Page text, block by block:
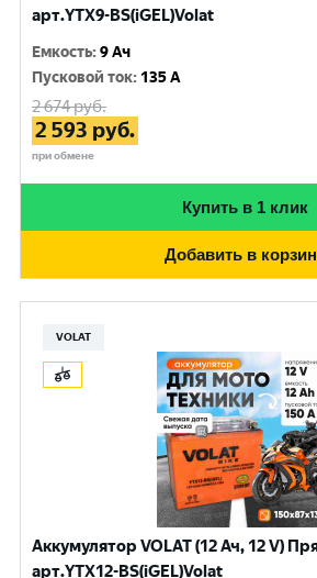
арт.YTX9-BS(iGEL)Volat
Емкость:9 Ач
Пусковой ток: 135 A
2 674руб.
2 593 руб.
при обмене
Купить в 1 клик
Добавить в
VOLAT
Аккумулятор VOLAT (12 Ач, 12 V)
арт.YTX12-BS(iGEL)Volat